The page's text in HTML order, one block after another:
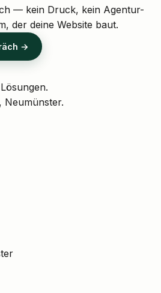
— kein Druck, kein Agentur-
der deine Website baut.
→
Neumünster.